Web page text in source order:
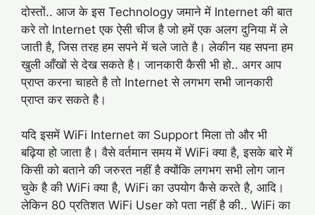
दोस्तों.. आज के इस Technology जमाने में Internet की बात
करे तो Internet एक ऐसी चीज है जो हमें एक अलग दुनिया में ले
जाती है, जिस तरह हम सपने में चले जाते है। लेकीन यह सपना हम
खुली आँखों से देख सकते है। जानकारी कैसी भी हो.. अगर आप
प्राप्त करना चाहते है तो Internet से लगभग सभी जानकारी
प्राप्त कर सकते है।
यदि इसमें WiFi Internet का Support मिला तो और भी
बढ़िया हो जाता है। वैसे वर्तमान समय में WiFi क्या है, इसके बारे में
किसी को बताने की जरुरत नहीं है क्योंकि लगभग सभी लोग जान
चुके है की WiFi क्या है, WiFi का उपयोग कैसे करते है, आदि।
लेकिन 80 प्रतिशत WiFi User को पता नहीं है की.. WiFi का